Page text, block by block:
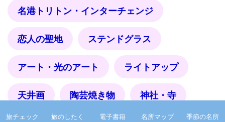
名港トリトン・インターチェンジ
恋人の聖地 ステンドグラス
アート・光のアート ライトアップ
天井画 陶芸焼き物 神社・寺
旅チェック 旅のしたく 電子書籍 名所マップ 季節の名所